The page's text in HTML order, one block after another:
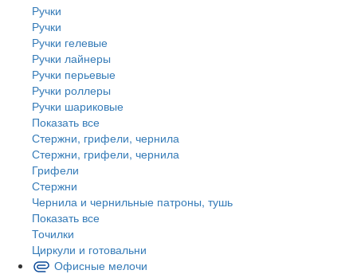
Ручки
Ручки
Ручки гелевые
Ручки лайнеры
Ручки перьевые
Ручки роллеры
Ручки шариковые
Показать все
Стержни, грифели, чернила
Стержни, грифели, чернила
Грифели
Стержни
Чернила и чернильные патроны, тушь
Показать все
Точилки
Циркули и готовальни
Офисные мелочи